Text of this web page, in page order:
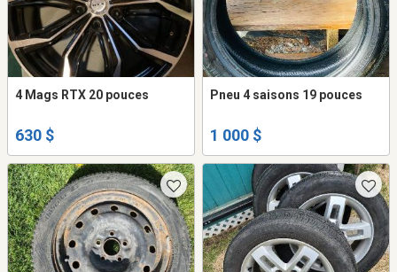
4 Mags RTX 20 pouces
630 $
Pneu 4 saisons 19 pouces
1 000 $